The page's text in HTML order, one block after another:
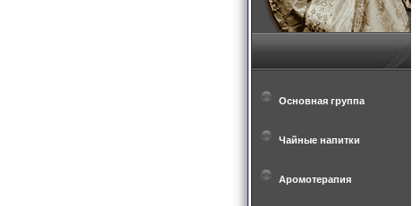
Основная группа
Чайные напитки
Аромотерапия